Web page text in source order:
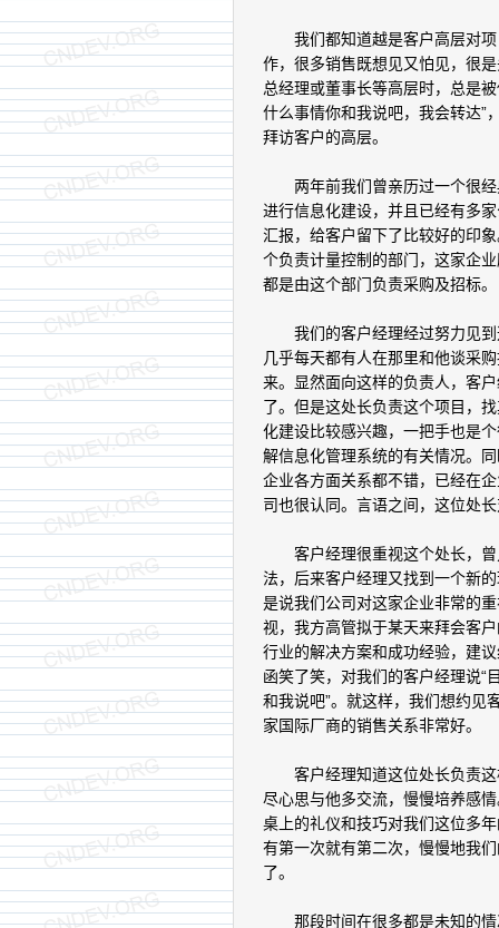
我们都知道越是客户高层对项
作，很多销售既想见又怕见，很
总经理或董事长等高层时，总是
什么事情你和我说吧，我会转达”
拜访客户的高层。
两年前我们曾亲历过一个很经
进行信息化建设，并且已经有多
汇报，给客户留下了比较好的印
个负责计量控制的部门，这家企
都是由这个部门负责采购及招标。
我们的客户经理经过努力见到
几乎每天都有人在那里和他谈采
来。显然面向这样的负责人，客
了。但是这处长负责这个项目，
化建设比较感兴趣，一把手也是
解信息化管理系统的有关情况。
企业各方面关系都不错，已经在
司也很认同。言语之间，这位处
客户经理很重视这个处长，曾
法，后来客户经理又找到一个新
是说我们公司对这家企业非常的
视，我方高管拟于某天来拜会客
行业的解决方案和成功经验，建
函笑了笑，对我们的客户经理说“
和我说吧”。就这样，我们想约见
家国际厂商的销售关系非常好。
客户经理知道这位处长负责这
尽心思与他多交流，慢慢培养感
桌上的礼仪和技巧对我们这位多
有第一次就有第二次，慢慢地我
了。
那段时间在很多都是未知的情